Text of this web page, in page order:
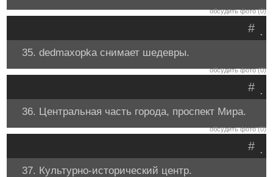
обсудить фото (0)
.
#
35. dedmaxopka снимает шедевры.
обсудить фото (0)
.
#
36. Центральная часть города, проспект Мира.
обсудить фото (0)
.
#
37. Культурно-исторический центр.